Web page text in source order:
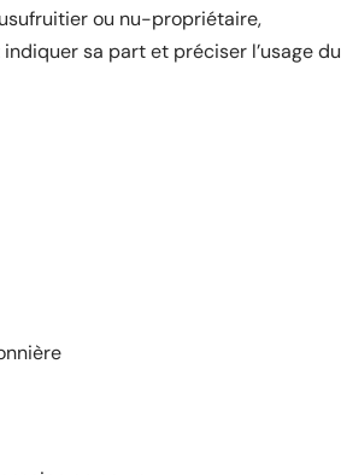
ou nu-propriétaire,
sa part et préciser l’usage du